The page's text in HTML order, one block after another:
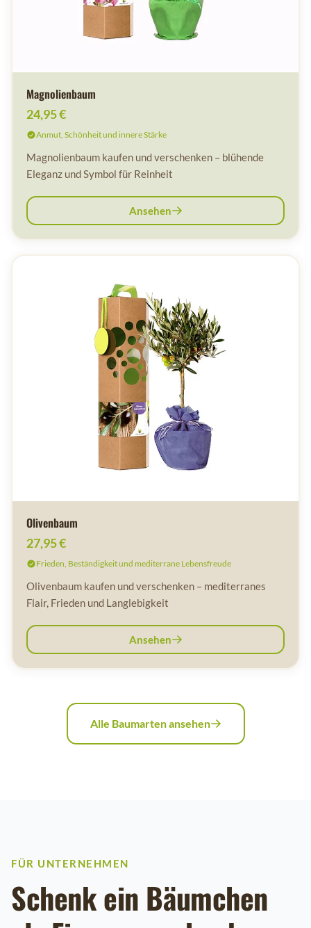
Magnolienbaum
24,95 €
Anmut, Schönheit und innere Stärke
Magnolienbaum kaufen und verschenken – blühende
Eleganz und Symbol für Reinheit
Ansehen
Olivenbaum
27,95 €
Frieden, Beständigkeit und mediterrane Lebensfreude
Olivenbaum kaufen und verschenken – mediterranes
Flair, Frieden und Langlebigkeit
Ansehen
Alle Baumarten ansehen
FÜR UNTERNEHMEN
Schenk ein Bäumchen